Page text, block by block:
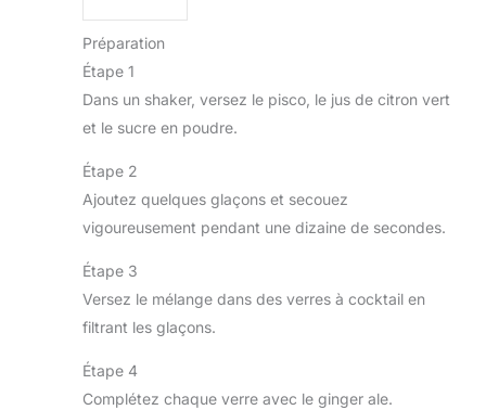
Préparation
Étape 1
Dans un shaker, versez le pisco, le jus de citron vert
et le sucre en poudre.
Étape 2
Ajoutez quelques glaçons et secouez
vigoureusement pendant une dizaine de secondes.
Étape 3
Versez le mélange dans des verres à cocktail en
filtrant les glaçons.
Étape 4
Complétez chaque verre avec le ginger ale.